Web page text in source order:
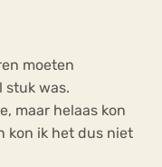
moeten
stuk was.
maar helaas kon
kon ik het dus niet